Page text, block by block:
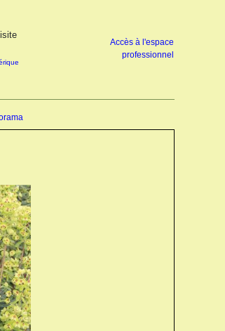
Accès à l'espace
professionnel